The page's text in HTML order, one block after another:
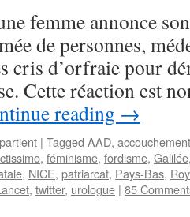
femme annonce
de personnes,
cris d’orfraie pour
Cette réaction est
reading →
| Tagged AAD,
, féminisme, fordisme, Galilée
, NICE, patriarcat, Pays-Bas,
, twitter, urologue | 85